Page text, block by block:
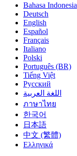
Bahasa Indonesia
Deutsch
English
Español
Français
Italiano
Polski
Português (BR)
Tiếng Việt
Русский
اللغة العربية
ภาษาไทย
한국어
日本語
中文 (繁體)
Ελληνικά